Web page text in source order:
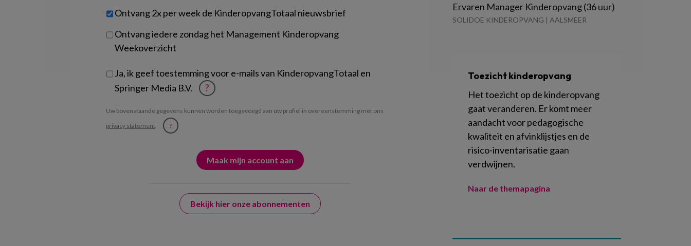
je?
Untitled
Ontvang 2x per week de KinderopvangTotaal nieuwsbrief
Ontvang iedere zondag het Management Kinderopvang
Weekoverzicht
Ja, ik geef toestemming voor e-mails van KinderopvangTotaal en
Springer Media B.V.
?
Uw bovenstaande gegevens kunnen worden toegevoegd aan uw profiel in overeenstemming met ons
privacy statement. ?
Bekijk hier onze abonnementen
Ervaren Manager Kinderopvang (36 uur)
SOLIDOE KINDEROPVANG | AALSMEER
Toezicht kinderopvang
Het toezicht op de kinderopvang
gaat veranderen. Er komt meer
aandacht voor pedagogische
kwaliteit en afvinklijstjes en de
risico-inventarisatie gaan
verdwijnen.
Naar de themapagina